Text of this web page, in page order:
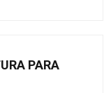
PARA